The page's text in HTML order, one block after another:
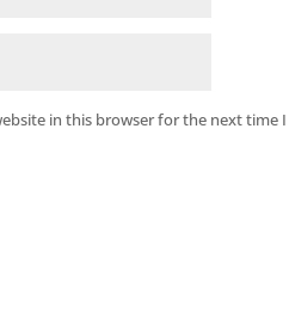
in this browser for the next time